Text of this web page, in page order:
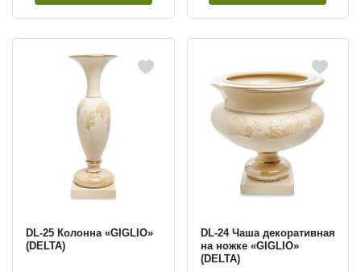
DL-25 Колонна «GIGLIO»
(DELTA)
DL-24 Чаша декоративная
на ножке «GIGLIO»
(DELTA)